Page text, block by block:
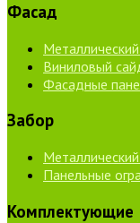
Фасад
Виниловый
Фасадные
Забор
Панельные
Комплектующие